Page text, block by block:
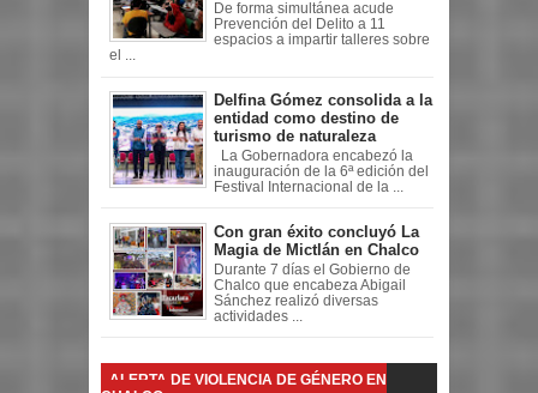
De forma simultánea acude
Prevención del Delito a 11
espacios a impartir talleres sobre
el ...
Delfina Gómez consolida a la
entidad como destino de
turismo de naturaleza
La Gobernadora encabezó la
inauguración de la 6ª edición del
Festival Internacional de la ...
Con gran éxito concluyó La
Magia de Mictlán en Chalco
Durante 7 días el Gobierno de
Chalco que encabeza Abigail
Sánchez realizó diversas
actividades ...
ALERTA DE VIOLENCIA DE GÉNERO EN